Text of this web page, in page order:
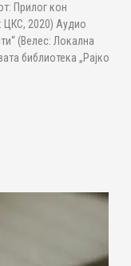
Прилог кон
ЦКС, 2020) Аудио
(Велес: Локална
библиотека „Рајко